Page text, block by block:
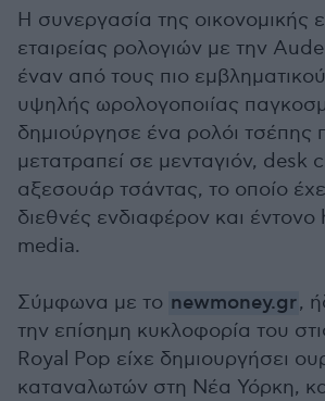
Η συνεργασία της οικονομικής
εταιρείας ρολογιών με την
έναν από τους πιο
υψηλής ωρολογοποιίας
δημιούργησε ένα ρολόι τσέπης
μετατραπεί σε μενταγιόν, desk
αξεσουάρ τσάντας, το οποίο
διεθνές ενδιαφέρον και
media.
Σύμφωνα με το newmoney.gr,
την επίσημη κυκλοφορία του
Royal Pop είχε δημιουργήσει
καταναλωτών στη Νέα Υόρκη,